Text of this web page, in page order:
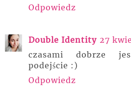
Odpowiedz
Double Identity 27
czasami dobrze
podejście :)
Odpowiedz